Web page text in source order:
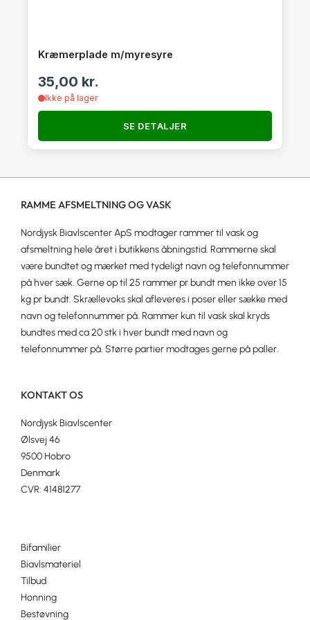
Kræmerplade m/myresyre
35,00 kr.
Ikke på lager
SE DETALJER
RAMME AFSMELTNING OG VASK
Nordjysk Biavlscenter ApS modtager rammer til vask og
afsmeltning hele året i butikkens åbningstid. Rammerne skal
være bundtet og mærket med tydeligt navn og telefonnummer
på hver sæk. Gerne op til 25 rammer pr bundt men ikke over 15
kg pr bundt. Skrællevoks skal afleveres i poser eller sække med
navn og telefonnummer på. Rammer kun til vask skal kryds
bundtes med ca 20 stk i hver bundt med navn og
telefonnummer på. Større partier modtages gerne på paller.
KONTAKT OS
Nordjysk Biavlscenter
Ølsvej 46
9500 Hobro
Denmark
CVR: 41481277
Bifamilier
Biavlsmateriel
Tilbud
Honning
Bestøvning